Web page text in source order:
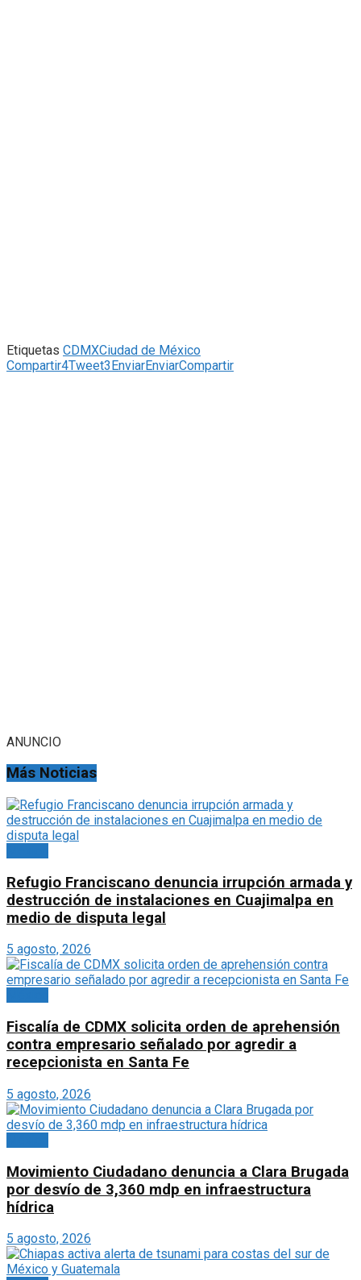
Etiquetas CDMXCiudad de México
Compartir4Tweet3EnviarEnviarCompartir
ANUNCIO
Más Noticias
Refugio Franciscano denuncia irrupción armada y
destrucción de instalaciones en Cuajimalpa en
medio de disputa legal
5 agosto, 2026
Fiscalía de CDMX solicita orden de aprehensión
contra empresario señalado por agredir a
recepcionista en Santa Fe
5 agosto, 2026
Movimiento Ciudadano denuncia a Clara Brugada
por desvío de 3,360 mdp en infraestructura
hídrica
5 agosto, 2026